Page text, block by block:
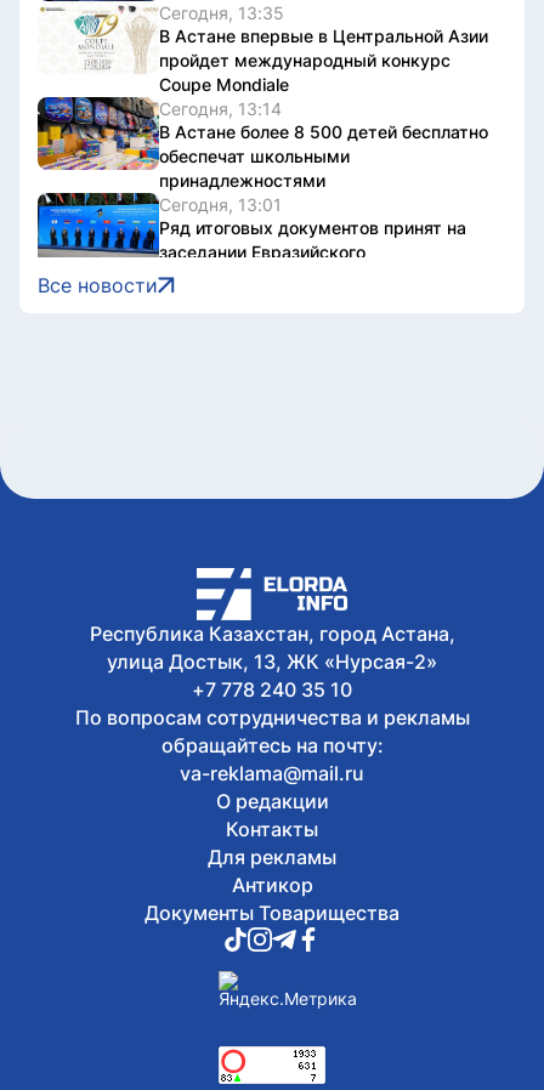
Сегодня, 13:35
В Астане впервые в Центральной Азии
пройдет международный конкурс
Coupe Mondiale
Сегодня, 13:14
В Астане более 8 500 детей бесплатно
обеспечат школьными
принадлежностями
Сегодня, 13:01
Ряд итоговых документов принят на
заседании Евразийского
межправительственного совета в
Чолпон-Ате
Сегодня, 12:02
На GOV.KZ запустили сервис для
поиска избирательного участка
Все новости
Республика Казахстан, город Астана,
улица Достык, 13, ЖК «Нурсая-2»
+7 778 240 35 10
По вопросам сотрудничества и рекламы
обращайтесь на почту:
va-reklama@mail.ru
О редакции
Контакты
Для рекламы
Антикор
Документы Товарищества